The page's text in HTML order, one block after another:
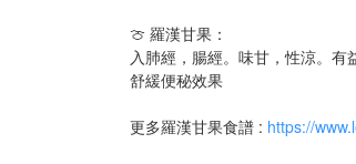
🍈 羅漢甘果：
入肺經，腸經。味甘，性涼。
舒緩便秘效果
更多羅漢甘果食譜 : https://